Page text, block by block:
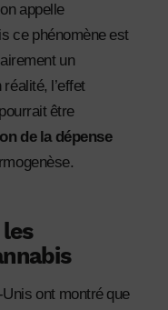
appelle
ce phénomène est
un
l’effet
être
de la dépense
ont montré que